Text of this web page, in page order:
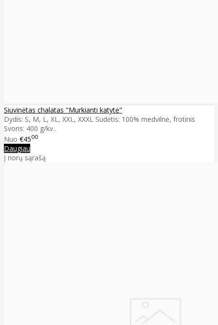
Siuvinėtas chalatas "Murkianti katytė"
Dydis: S, M, L, XL, XXL, XXXL Sudėtis: 100% medvilnė, frotinis
Svoris: 400 g/kv..
Nuo €4500
Daugiau
Į norų sąrašą